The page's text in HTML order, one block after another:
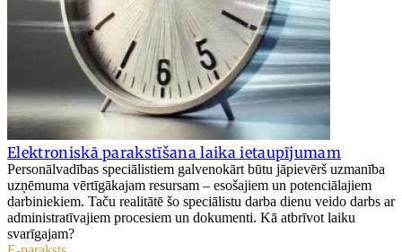
Elektroniskā parakstīšana laika ietaupījumam
Personālvadības speciālistiem galvenokārt būtu jāpievērš uzmanība
uzņēmuma vērtīgākajam resursam – esošajiem un potenciālajiem
darbiniekiem. Taču realitātē šo speciālistu darba dienu veido darbs ar
administratīvajiem procesiem un dokumenti. Kā atbrīvot laiku
svarīgajam?